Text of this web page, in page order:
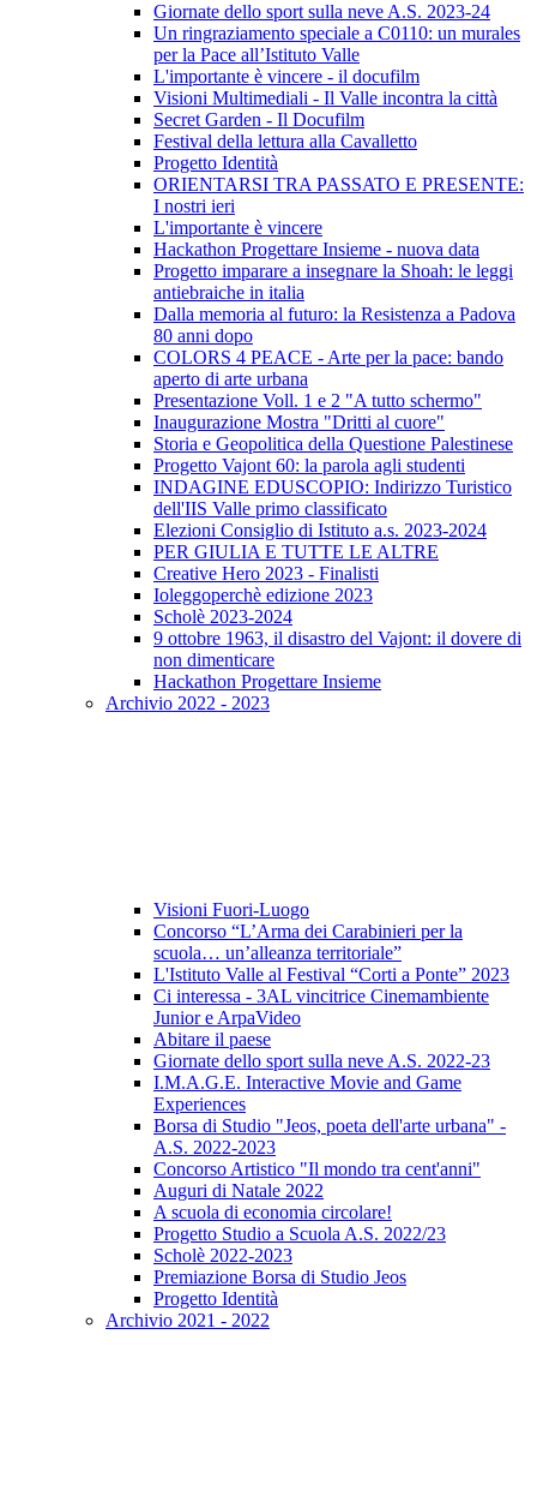
Giornate dello sport sulla neve A.S. 2023-24
Un ringraziamento speciale a C0110: un murales
per la Pace all’Istituto Valle
L'importante è vincere - il docufilm
Visioni Multimediali - Il Valle incontra la città
Secret Garden - Il Docufilm
Festival della lettura alla Cavalletto
Progetto Identità
ORIENTARSI TRA PASSATO E PRESENTE:
I nostri ieri
L'importante è vincere
Hackathon Progettare Insieme - nuova data
Progetto imparare a insegnare la Shoah: le leggi
antiebraiche in italia
Dalla memoria al futuro: la Resistenza a Padova
80 anni dopo
COLORS 4 PEACE - Arte per la pace: bando
aperto di arte urbana
Presentazione Voll. 1 e 2 "A tutto schermo"
Inaugurazione Mostra "Dritti al cuore"
Storia e Geopolitica della Questione Palestinese
Progetto Vajont 60: la parola agli studenti
INDAGINE EDUSCOPIO: Indirizzo Turistico
dell'IIS Valle primo classificato
Elezioni Consiglio di Istituto a.s. 2023-2024
PER GIULIA E TUTTE LE ALTRE
Creative Hero 2023 - Finalisti
Ioleggoperchè edizione 2023
Scholè 2023-2024
9 ottobre 1963, il disastro del Vajont: il dovere di
non dimenticare
Hackathon Progettare Insieme
Archivio 2022 - 2023
Visioni Fuori-Luogo
Concorso “L’Arma dei Carabinieri per la
scuola… un’alleanza territoriale”
L'Istituto Valle al Festival “Corti a Ponte” 2023
Ci interessa - 3AL vincitrice Cinemambiente
Junior e ArpaVideo
Abitare il paese
Giornate dello sport sulla neve A.S. 2022-23
I.M.A.G.E. Interactive Movie and Game
Experiences
Borsa di Studio "Jeos, poeta dell'arte urbana" -
A.S. 2022-2023
Concorso Artistico "Il mondo tra cent'anni"
Auguri di Natale 2022
A scuola di economia circolare!
Progetto Studio a Scuola A.S. 2022/23
Scholè 2022-2023
Premiazione Borsa di Studio Jeos
Progetto Identità
Archivio 2021 - 2022